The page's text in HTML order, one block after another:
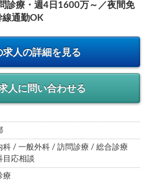
診療・週4日1600万～／夜間免
線通勤OK
求人の詳細を見る
人に問い合わせる
科 / 一般外科 / 訪問診療 / 総合診療
目応相談
療